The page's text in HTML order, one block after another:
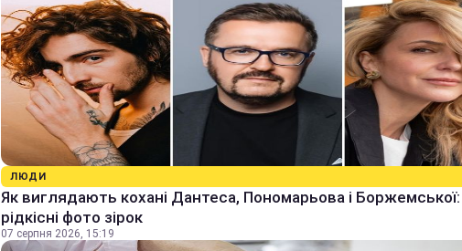
ЛЮДИ
Як виглядають кохані Дантеса, Пономарьова і Боржемської:
рідкісні фото зірок
07 серпня 2026, 15:19